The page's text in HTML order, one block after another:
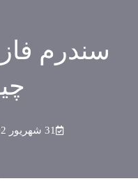
سندرم
31 شهریور 1402